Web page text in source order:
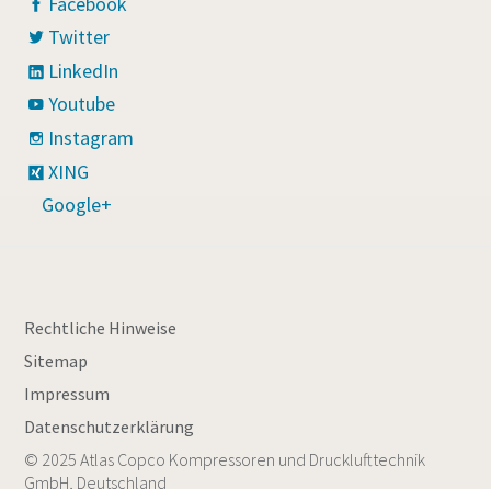
Twitter
LinkedIn
Youtube
Instagram
XING
Google+
Rechtliche Hinweise
Sitemap
Impressum
Datenschutzerklärung
© 2025 Atlas Copco Kompressoren und Drucklufttechnik
GmbH, Deutschland